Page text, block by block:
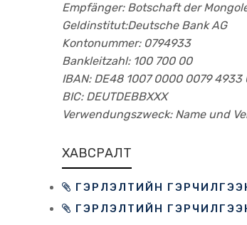
Empfänger: Botschaft der
Geldinstitut:Deutsche Bank AG
Kontonummer: 0794933
Bankleitzahl: 100 700 00
IBAN: DE48 1007 0000 0079 4933
BIC: DEUTDEBBXXX
Verwendungszweck: Name und
ХАВСРАЛТ
ГЭРЛЭЛТИЙН
ГЭРЛЭЛТИЙН